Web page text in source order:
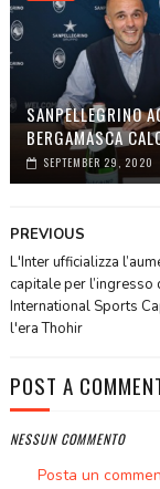
SANPELLEGRINO
BERGAMASCA
SEPTEMBER 29, 2020
PREVIOUS
L'Inter ufficializza
capitale per l’ingresso
International Sports
l'era Thohir
POST A
NESSUN COMMENTO
Posta un